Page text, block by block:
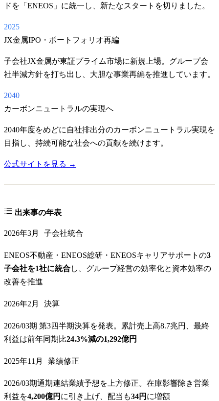
ドを「ENEOS」に統一し、新たなスタートを切りました。
2025
JX金属IPO・ポートフォリオ再編
子会社JX金属が東証プライム市場に新規上場。グループ会
社半減方針を打ち出し、大胆な事業再編を推進しています。
2040
カーボンニュートラルの実現へ
2040年度をめどに自社排出分のカーボンニュートラル実現を
目指し、持続可能な社会への貢献を続けます。
公式サイトを見る →
出来事の年表
2026年3月 子会社統合
ENEOS不動産・ENEOS総研・ENEOSキャリアサポートの3
子会社を1社に統合し、グループ経営の効率化と資本効率の
改善を推進
2026年2月 決算
2026/03期 第3四半期決算を発表。累計売上高8.7兆円、最終
利益は前年同期比24.3%減の1,292億円
2025年11月 業績修正
2026/03期通期連結業績予想を上方修正。在庫影響除き営業
利益を4,200億円 に引き上げ、配当も34円 に増額